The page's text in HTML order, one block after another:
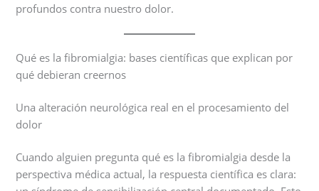
profundos contra nuestro dolor.
Qué es la fibromialgia: bases científicas que explican por
qué debieran creernos
Una alteración neurológica real en el procesamiento del
dolor
Cuando alguien pregunta qué es la fibromialgia desde la
perspectiva médica actual, la respuesta científica es clara: